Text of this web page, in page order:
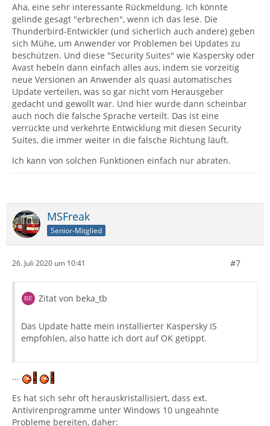
Aha, eine sehr interessante Rückmeldung. Ich könnte
gelinde gesagt "erbrechen", wenn ich das lese. Die
Thunderbird-Entwickler (und sicherlich auch andere) geben
sich Mühe, um Anwender vor Problemen bei Updates zu
beschützen. Und diese "Security Suites" wie Kaspersky oder
Avast hebeln dann einfach alles aus, indem sie vorzeitig
neue Versionen an Anwender als quasi automatisches
Update verteilen, was so gar nicht vom Herausgeber
gedacht und gewollt war. Und hier wurde dann scheinbar
auch noch die falsche Sprache verteilt. Das ist eine
verrückte und verkehrte Entwicklung mit diesen Security
Suites, die immer weiter in die falsche Richtung läuft.
Ich kann von solchen Funktionen einfach nur abraten.
MSFreak
Senior-Mitglied
26. Juli 2020 um 10:41 #7
Zitat von beka_tb
Das Update hatte mein installierter Kaspersky IS
empfohlen, also hatte ich dort auf OK getippt.
...
Es hat sich sehr oft herauskristallisiert, dass ext.
Antivirenprogramme unter Windows 10 ungeahnte
Probleme bereiten, daher: